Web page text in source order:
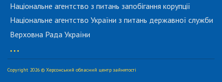
Національне агентство з питань запобігання корупції
Національне агентство України з питань державної служби
Верховна Рада України
...
Copyright 2026 © Херсонський обласний центр зайнятості